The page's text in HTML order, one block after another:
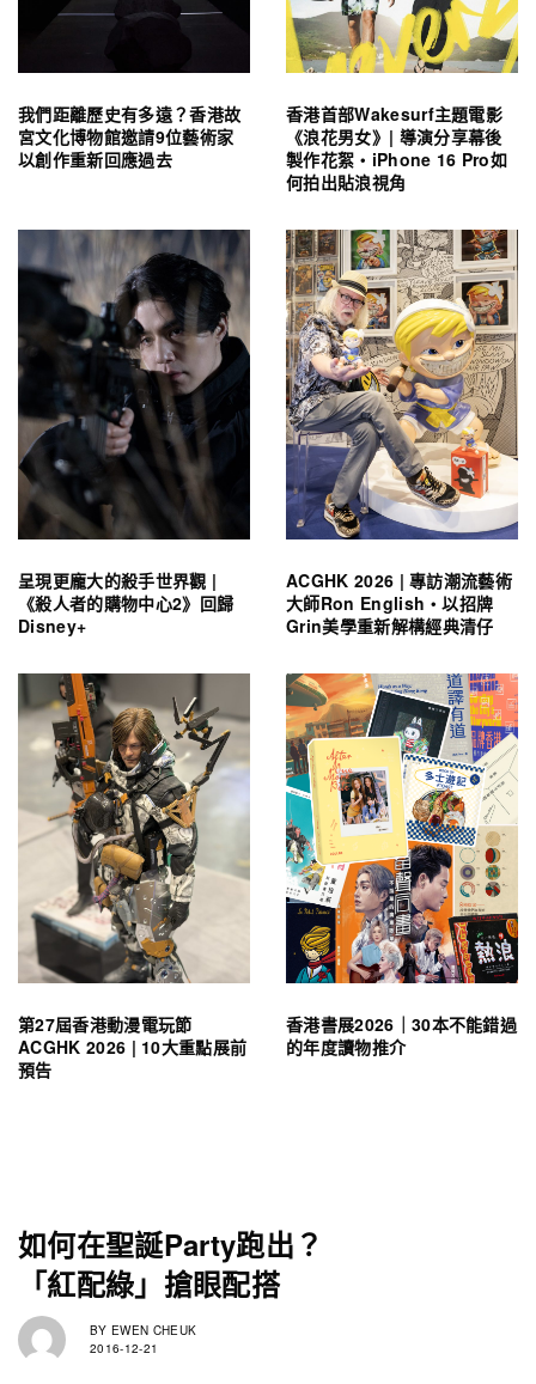
我們距離歷史有多遠？香港故
宮文化博物館邀請9位藝術家
以創作重新回應過去
香港首部Wakesurf主題電影
《浪花男女》| 導演分享幕後
製作花絮・iPhone 16 Pro如
何拍出貼浪視角
呈現更龐大的殺手世界觀 |
《殺人者的購物中心2》回歸
Disney+
ACGHK 2026 | 專訪潮流藝術
大師Ron English・以招牌
Grin美學重新解構經典清仔
第27屆香港動漫電玩節
ACGHK 2026 | 10大重點展前
預告
香港書展2026｜30本不能錯過
的年度讀物推介
如何在聖誕Party跑出？
「紅配綠」搶眼配搭
BY EWEN CHEUK
2016-12-21